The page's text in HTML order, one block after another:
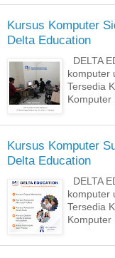
Kursus Komputer
Delta Education
DELTA
komputer
Tersedia
Komputer
Kursus Komputer
Delta Education
DELTA
komputer
Tersedia
Komputer